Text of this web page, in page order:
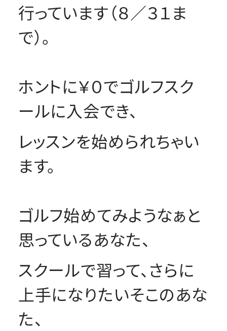
行っています（８／３１ま
で）。
ホントに￥０でゴルフスク
ールに入会でき、
レッスンを始められちゃい
ます。
ゴルフ始めてみようなぁと
思っているあなた、
スクールで習って、さらに
上手になりたいそこのあな
た、